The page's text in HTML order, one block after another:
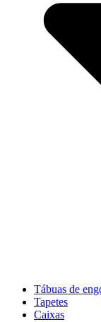
Tábuas de
Tapetes
Caixas